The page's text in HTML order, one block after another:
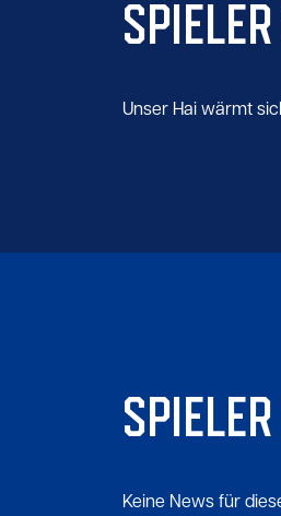
Unser Hai wärmt
Keine News für